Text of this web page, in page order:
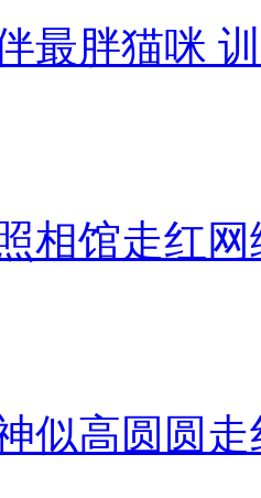
最胖猫咪
相馆走红网
似高圆圆走